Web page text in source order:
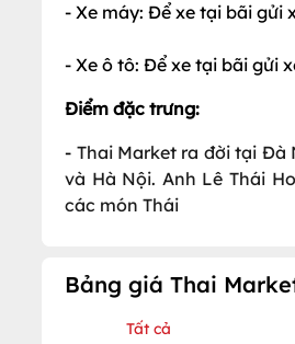
- Xe máy: Để xe tại bãi gửi
- Xe ô tô: Để xe tại bãi gửi
Điểm đặc trưng:
- Thai Market ra đời tại Đà
và Hà Nội. Anh Lê Thái
các món Thái
Bảng giá Thai
Tất cả